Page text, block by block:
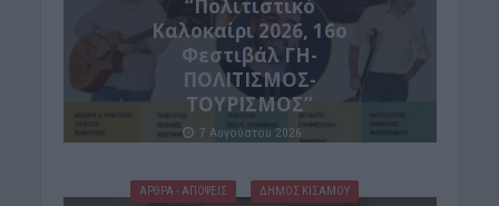
“Πολιτιστικό
Καλοκαίρι 2026, 16ο
Φεστιβάλ ΓΗ-
ΠΟΛΙΤΙΣΜΟΣ-
ΤΟΥΡΙΣΜΟΣ”
7 Αυγούστου 2026
ΑΡΘΡΑ - ΑΠΟΨΕΙΣ
ΔΉΜΟΣ ΚΙΣΆΜΟΥ